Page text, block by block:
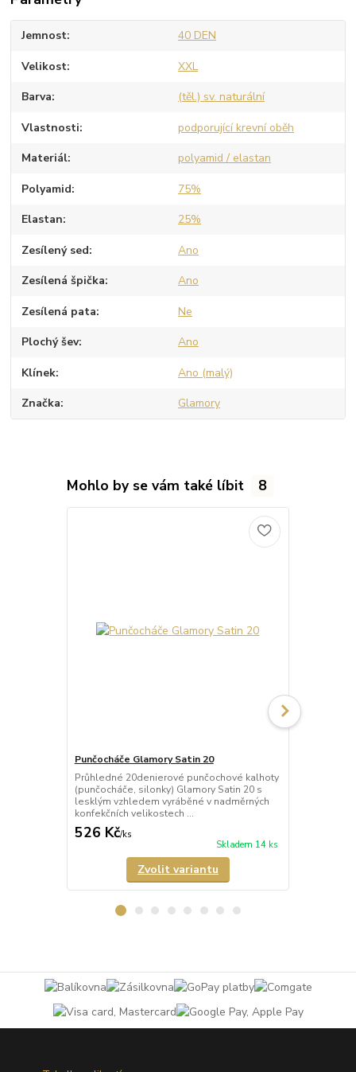
Jemnost 40 DEN
Velikost XXL
Barva (těl.) sv. naturální
Vlastnosti podporující krevní oběh
Materiál polyamid / elastan
Polyamid 75%
Elastan 25%
Zesílený sed Ano
Zesílená špička Ano
Zesílená pata Ne
Plochý šev Ano
Klínek Ano (malý)
Značka Glamory
Mohlo by se vám také líbit 8
Punčocháče Glamory Satin 20
Průhledné 20denierové punčochové kalhoty
(punčocháče, silonky) Glamory Satin 20 s
lesklým vzhledem vyráběné v nadměrných
konfekčních velikostech ...
526 Kč/ks
Skladem 14 ks
Zvolit variantu